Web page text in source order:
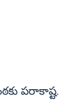
పరాకాష్ట.